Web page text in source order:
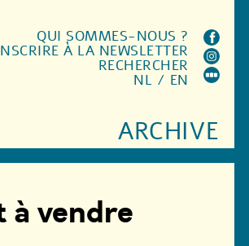
ARCHIVE
QUI SOMMES-NOUS ?
À LA NEWSLETTER
RECHERCHER
NL / EN
à vendre